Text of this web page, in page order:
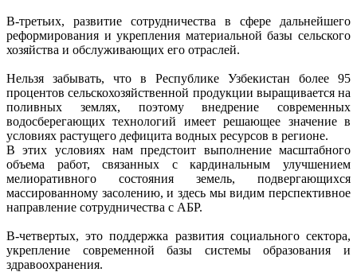
В-третьих, развитие сотрудничества в сфере дальнейшего
реформирования и укрепления материальной базы сельского
хозяйства и обслуживающих его отраслей.
Нельзя забывать, что в Республике Узбекистан более 95
процентов сельскохозяйственной продукции выращивается на
поливных землях, поэтому внедрение современных
водосберегающих технологий имеет решающее значение в
условиях растущего дефицита водных ресурсов в регионе.
В этих условиях нам предстоит выполнение масштабного
объема работ, связанных с кардинальным улучшением
мелиоративного состояния земель, подвергающихся
массированному засолению, и здесь мы видим перспективное
направление сотрудничества с АБР.
В-четвертых, это поддержка развития социального сектора,
укрепление современной базы системы образования и
здравоохранения.